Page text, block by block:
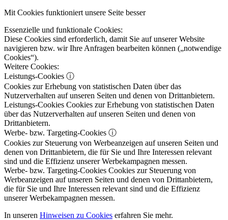
Mit Cookies funktioniert unsere Seite besser
Essenzielle und funktionale Cookies:
Diese Cookies sind erforderlich, damit Sie auf unserer Website
navigieren bzw. wir Ihre Anfragen bearbeiten können („notwendige
Cookies“).
Weitere Cookies:
Leistungs-Cookies ⓘ
Cookies zur Erhebung von statistischen Daten über das
Nutzerverhalten auf unseren Seiten und denen von Drittanbietern.
Leistungs-Cookies Cookies zur Erhebung von statistischen Daten
über das Nutzerverhalten auf unseren Seiten und denen von
Drittanbietern.
Werbe- bzw. Targeting-Cookies ⓘ
Cookies zur Steuerung von Werbeanzeigen auf unseren Seiten und
denen von Drittanbietern, die für Sie und Ihre Interessen relevant
sind und die Effizienz unserer Werbekampagnen messen.
Werbe- bzw. Targeting-Cookies Cookies zur Steuerung von
Werbeanzeigen auf unseren Seiten und denen von Drittanbietern,
die für Sie und Ihre Interessen relevant sind und die Effizienz
unserer Werbekampagnen messen.
In unseren Hinweisen zu Cookies erfahren Sie mehr.